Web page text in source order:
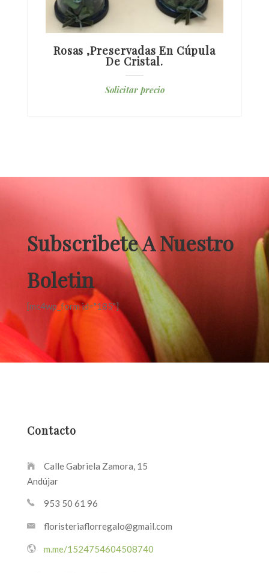
Rosas ,preservadas En Cúpula
De Cristal.
Solicitar precio
Subscribete A Nuestro
Boletin
[mc4wp_form id="185"]
Contacto
Calle Gabriela Zamora, 15
Andújar
953 50 61 96
floristeriaflorregalo@gmail.com
m.me/1524754604508740